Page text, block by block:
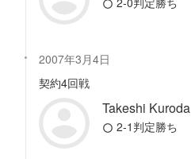
2007年3月4日
契約4回戦
Takeshi Kuroda
2-1判定勝ち